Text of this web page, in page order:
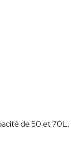
de 50 et 70L.